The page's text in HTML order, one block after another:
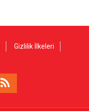
Gizlilik İlkeleri